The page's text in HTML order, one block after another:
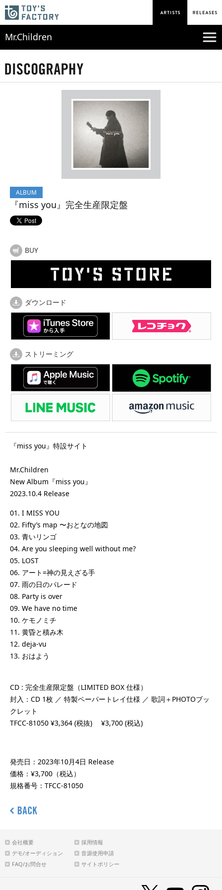
Mr.Children
ALBUM
『miss you』完全生産限定盤
BUY
ダウンロード
ストリーミング
『miss you』特設サイト
Mr.Children
New Album『miss you』
2023.10.4 Release
01. I MISS YOU
02. Fifty’s map 〜おとなの地図
03. 青いリンゴ
04. Are you sleeping well without me?
05. LOST
06. アート=神の見えざる手
07. 雨の日のパレード
08. Party is over
09. We have no time
10. ケモノミチ
11. 黄昏と積み木
12. deja-vu
13. おはよう
CD : 完全生産限定盤（LIMITED BOX 仕様）
封入：CD 1枚 ／ 特製ペーパートレイ仕様 ／ 歌詞＋PHOTOブッ
クレット
TFCC-81050 ¥3,364 (税抜) ¥3,700 (税込)
発売日：2023年10月4日 Release
価格：¥3,700（税込）
規格番号：TFCC-81050
会社概要
採用情報
デモ/オーディション
音源使用申請
FAQ/お問合せ
サイトポリシー